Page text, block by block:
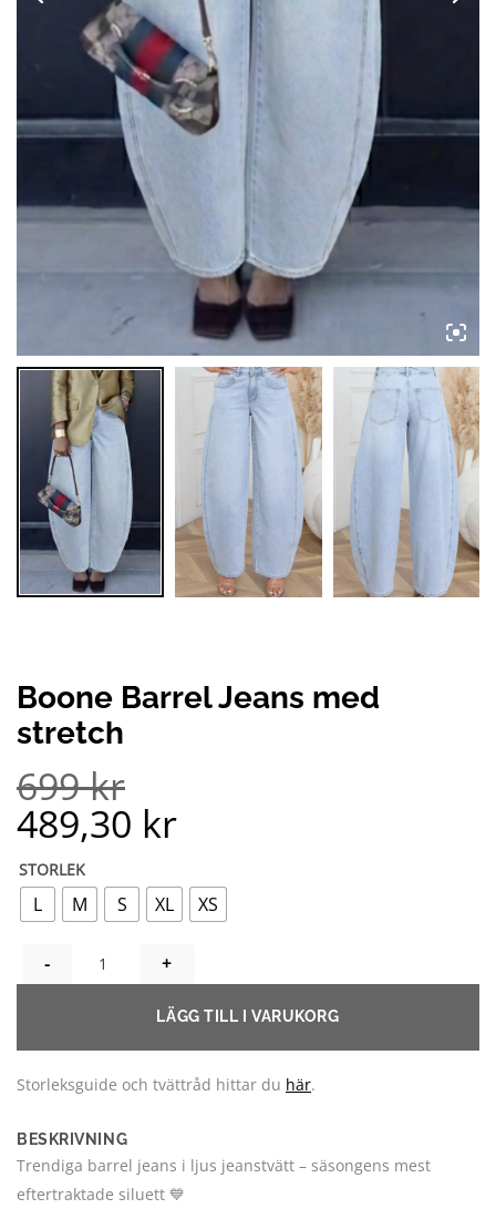
Boone Barrel Jeans med
stretch
699kr
489,30 kr
STORLEK
L M S XL XS
BOONE BARREL JEANS MED STRETCH MÄNGD
LÄGG TILL I VARUKORG
Storleksguide och tvättråd hittar du här.
BESKRIVNING
Trendiga barrel jeans i ljus jeanstvätt – säsongens mest
eftertraktade siluett 💙